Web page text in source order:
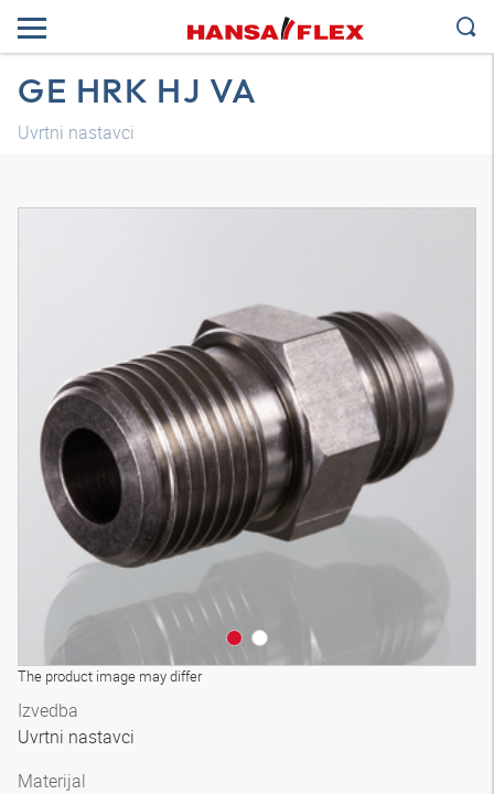
GE HRK HJ VA
Uvrtni nastavci
The product image may differ
Izvedba
Uvrtni nastavci
Materijal